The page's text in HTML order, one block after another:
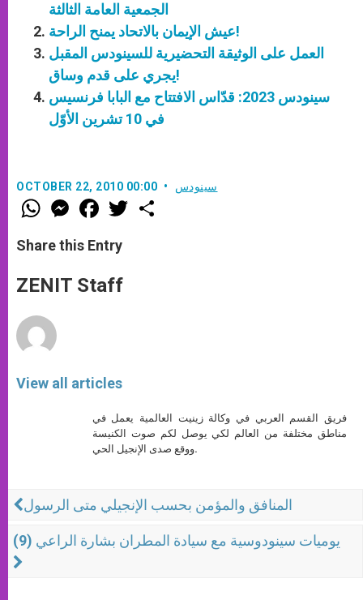
الجمعية العامة الثالثة
عيش الإيمان بالاتحاد يمنح الراحة!
العمل على الوثيقة التحضيرية للسينودس المقبل
يجري على قدم وساق!
سينودس 2023: قدّاس الافتتاح مع البابا فرنسيس
في 10 تشرين الأوّل
OCTOBER 22, 2010 00:00 سينودس
W
h
t
s
p
p
M
e
s
e
g
e
F
a
e
b
o
k
w
Share this Entry
ZENIT Staff
View all articles
فريق القسم العربي في وكالة زينيت العالمية يعمل في
مناطق مختلفة من العالم لكي يوصل لكم صوت الكنيسة
ووقع صدى الإنجيل الحي.
المنافق والمؤمن بحسب الإنجيلي متى الرسول
يوميات سينودوسية مع سيادة المطران بشارة الراعي (9)